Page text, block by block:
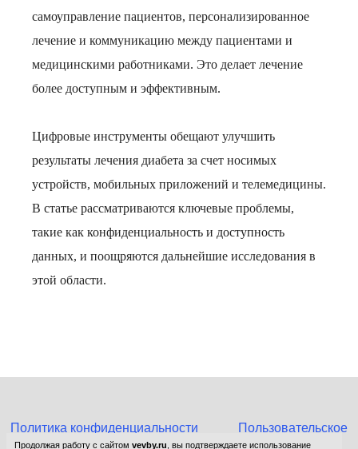
самоуправление пациентов, персонализированное
лечение и коммуникацию между пациентами и
медицинскими работниками. Это делает лечение
более доступным и эффективным.
Цифровые инструменты обещают улучшить
результаты лечения диабета за счет носимых
устройств, мобильных приложений и телемедицины.
В статье рассматриваются ключевые проблемы,
такие как конфиденциальность и доступность
данных, и поощряются дальнейшие исследования в
этой области.
Политика конфиденциальности
Пользовательское
соглашение
Продолжая работу с сайтом vevby.ru , вы подтверждаете использование